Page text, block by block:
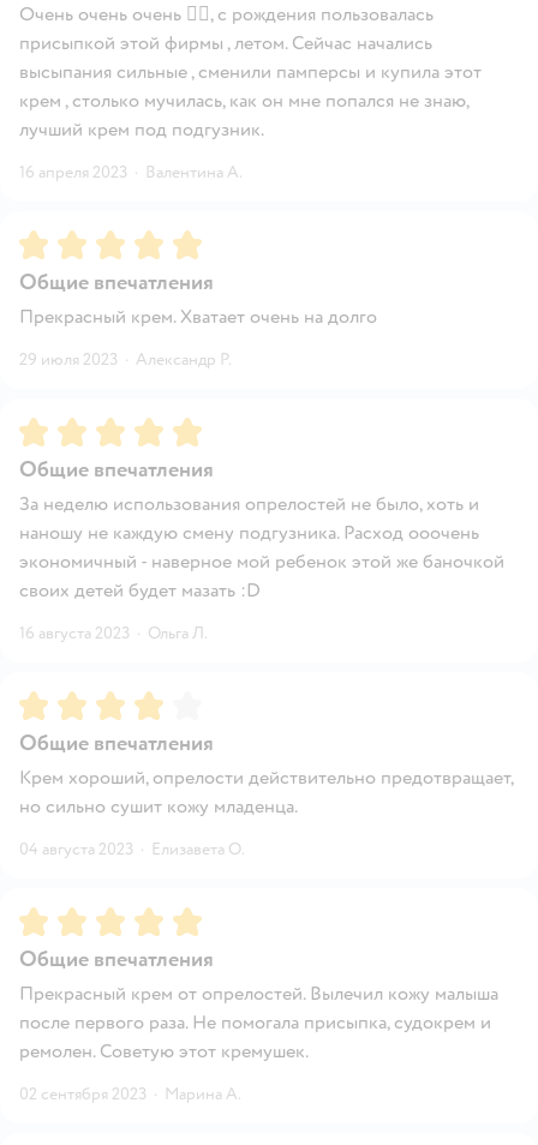
Очень очень очень 👍🏻, с рождения пользовалась
присыпкой этой фирмы , летом. Сейчас начались
высыпания сильные , сменили памперсы и купила этот
крем , столько мучилась, как он мне попался не знаю,
лучший крем под подгузник.
16 апреля 2023 · Валентина А.
Рейтинг:5
Общие впечатления
Прекрасный крем. Хватает очень на долго
29 июля 2023 · Александр Р.
Рейтинг:5
Общие впечатления
За неделю использования опрелостей не было, хоть и
наношу не каждую смену подгузника. Расход ооочень
экономичный - наверное мой ребенок этой же баночкой
своих детей будет мазать :D
16 августа 2023 · Ольга Л.
Рейтинг:4
Общие впечатления
Крем хороший, опрелости действительно предотвращает,
но сильно сушит кожу младенца.
04 августа 2023 · Елизавета О.
Рейтинг:5
Общие впечатления
Прекрасный крем от опрелостей. Вылечил кожу малыша
после первого раза. Не помогала присыпка, судокрем и
ремолен. Советую этот кремушек.
02 сентября 2023 · Марина А.